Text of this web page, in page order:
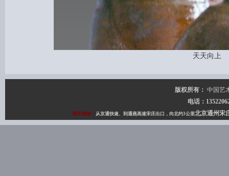
天天向上
版权所有： 中国艺
电话：
驱车路线： 从京通快速、到通燕高速宋庄出口，向北约3公里北京通州宋